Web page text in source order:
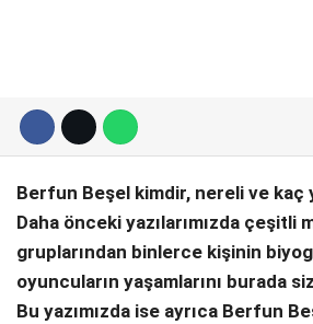
Berfun Beşel kimdir, nereli ve kaç
Daha önceki yazılarımızda çeşitli
gruplarından binlerce kişinin
oyuncuların yaşamlarını burada
Bu yazımızda ise ayrıca Berfun